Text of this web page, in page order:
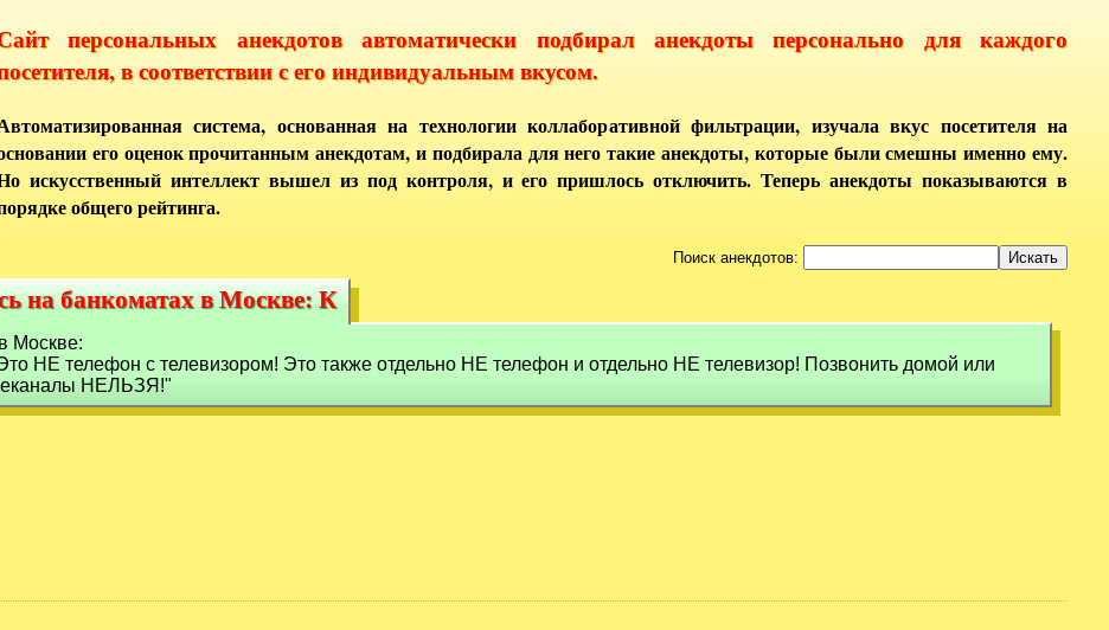
персональных анекдотов автоматически подбирал анекдоты персонально для каждого
в соответствии с его индивидуальным вкусом.
система, основанная на технологии коллаборативной фильтрации, изучала вкус посетителя на
его оценок прочитанным анекдотам, и подбирала для него такие анекдоты, которые были смешны именно ему.
искусственный интеллект вышел из под контроля, и его пришлось отключить. Теперь анекдоты показываются в
общего рейтинга.
Поиск анекдотов:
на банкоматах в Москве: К
на банкоматах в Москве: К
Москве:
НЕ телефон с телевизором! Это также отдельно НЕ телефон и отдельно НЕ телевизор! Позвонить домой или
НЕЛЬЗЯ!"